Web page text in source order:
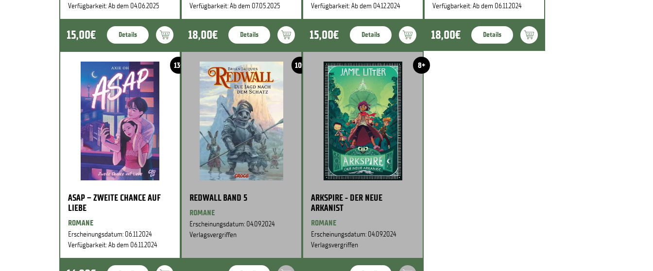
Verfügbarkeit: Ab dem 04.06.2025
15,00€ Details
Verfügbarkeit: Ab dem 07.05.2025
18,00€ Details
Verfügbarkeit: Ab dem 04.12.2024
15,00€ Details
Verfügbarkeit: Ab dem 06.11.2024
18,00€ Details
13+
ASAP – ZWEITE CHANCE AUF
LIEBE
ROMANE
Erscheinungsdatum: 06.11.2024
Verfügbarkeit: Ab dem 06.11.2024
10+
REDWALL BAND 5
ROMANE
Erscheinungsdatum: 04.09.2024
Verlagsvergriffen
8+
ARKSPIRE - DER NEUE
ARKANIST
ROMANE
Erscheinungsdatum: 04.09.2024
Verlagsvergriffen